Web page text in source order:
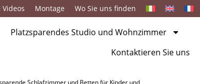
Videos Montage Wo Sie uns finden
Platzsparendes Studio und Wohnzimmer
Kontaktieren Sie uns
Schlafzimmer und Betten für Kinder und